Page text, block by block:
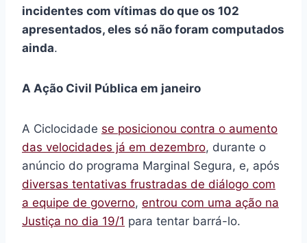
incidentes com vítimas do que os 102
apresentados, eles só não foram computados
ainda.
A Ação Civil Pública em janeiro
A Ciclocidade se posicionou contra o aumento
das velocidades já em dezembro, durante o
anúncio do programa Marginal Segura, e, após
diversas tentativas frustradas de diálogo com
a equipe de governo, entrou com uma ação na
Justiça no dia 19/1 para tentar barrá-lo.